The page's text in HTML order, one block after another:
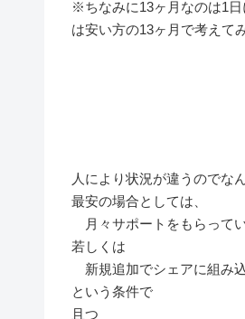
※ちなみに13ヶ月なのは1
は安い方の13ヶ月で考えて
人により状況が違うのでな
最安の場合としては、
月々サポートをもらって
若しくは
新規追加でシェアに組み
という条件で
且つ